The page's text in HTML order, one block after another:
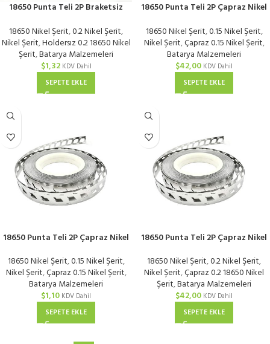
18650 Punta Teli 2P Braketsiz
18650 Nikel Şerit,0.2 Nikel Şerit,
Nikel Şerit,Holdersız 0.2 18650 Nikel
Şerit,Batarya Malzemeleri
$1,32 KDV Dahil
SEPETE EKLE
18650 Punta Teli 2P Çapraz Nikel
18650 Nikel Şerit,0.15 Nikel Şerit,
Nikel Şerit,Çapraz 0.15 Nikel Şerit,
Batarya Malzemeleri
$42,00 KDV Dahil
SEPETE EKLE
18650 Punta Teli 2P Çapraz Nikel
18650 Nikel Şerit,0.15 Nikel Şerit,
Nikel Şerit,Çapraz 0.15 Nikel Şerit,
Batarya Malzemeleri
$1,10 KDV Dahil
SEPETE EKLE
18650 Punta Teli 2P Çapraz Nikel
18650 Nikel Şerit,0.2 Nikel Şerit,
Nikel Şerit,Çapraz 0.2 18650 Nikel
Şerit,Batarya Malzemeleri
$42,00 KDV Dahil
SEPETE EKLE